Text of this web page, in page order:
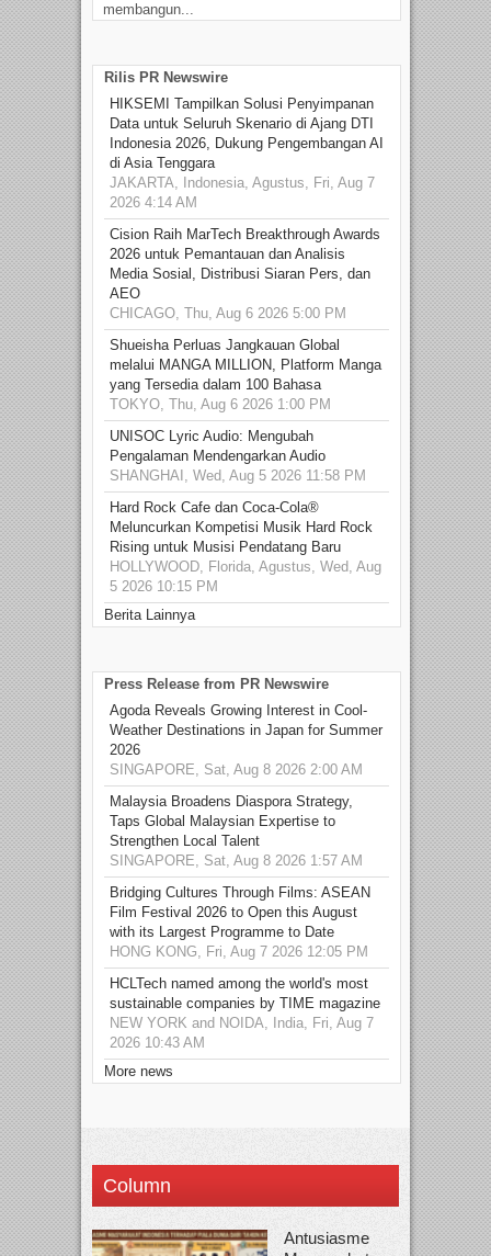
membangun...
Rilis PR Newswire
HIKSEMI Tampilkan Solusi Penyimpanan
Data untuk Seluruh Skenario di Ajang DTI
Indonesia 2026, Dukung Pengembangan AI
di Asia Tenggara
JAKARTA, Indonesia, Agustus, Fri, Aug 7
2026 4:14 AM
Cision Raih MarTech Breakthrough Awards
2026 untuk Pemantauan dan Analisis
Media Sosial, Distribusi Siaran Pers, dan
AEO
CHICAGO, Thu, Aug 6 2026 5:00 PM
Shueisha Perluas Jangkauan Global
melalui MANGA MILLION, Platform Manga
yang Tersedia dalam 100 Bahasa
TOKYO, Thu, Aug 6 2026 1:00 PM
UNISOC Lyric Audio: Mengubah
Pengalaman Mendengarkan Audio
SHANGHAI, Wed, Aug 5 2026 11:58 PM
Hard Rock Cafe dan Coca-Cola®
Meluncurkan Kompetisi Musik Hard Rock
Rising untuk Musisi Pendatang Baru
HOLLYWOOD, Florida, Agustus, Wed, Aug
5 2026 10:15 PM
Berita Lainnya
Press Release from PR Newswire
Agoda Reveals Growing Interest in Cool-
Weather Destinations in Japan for Summer
2026
SINGAPORE, Sat, Aug 8 2026 2:00 AM
Malaysia Broadens Diaspora Strategy,
Taps Global Malaysian Expertise to
Strengthen Local Talent
SINGAPORE, Sat, Aug 8 2026 1:57 AM
Bridging Cultures Through Films: ASEAN
Film Festival 2026 to Open this August
with its Largest Programme to Date
HONG KONG, Fri, Aug 7 2026 12:05 PM
HCLTech named among the world's most
sustainable companies by TIME magazine
NEW YORK and NOIDA, India, Fri, Aug 7
2026 10:43 AM
More news
Column
Antusiasme